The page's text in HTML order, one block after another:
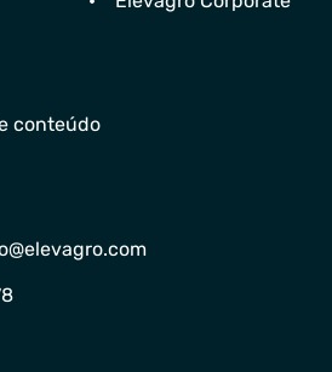
conteúdo